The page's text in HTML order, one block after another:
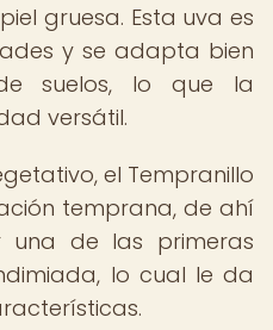
gruesa. Esta uva es
y se adapta bien
suelos, lo que la
versátil.
el Tempranillo
temprana, de ahí
una de las primeras
lo cual le da